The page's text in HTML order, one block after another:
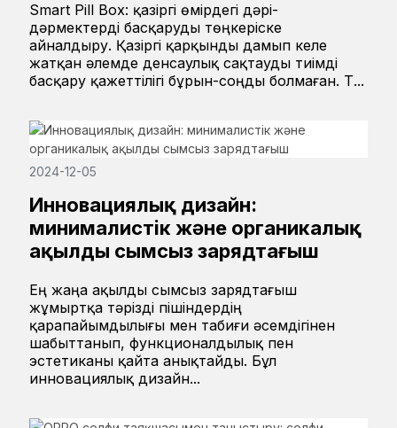
Smart Pill Box: қазіргі өмірдегі дәрі-
дәрмектерді басқаруды төңкеріске
айналдыру. Қазіргі қарқынды дамып келе
жатқан әлемде денсаулық сақтауды тиімді
басқару қажеттілігі бұрын-соңды болмаған. Т...
2024-12-05
Инновациялық дизайн:
минималистік және органикалық
ақылды сымсыз зарядтағыш
Ең жаңа ақылды сымсыз зарядтағыш
жұмыртқа тәрізді пішіндердің
қарапайымдылығы мен табиғи әсемдігінен
шабыттанып, функционалдылық пен
эстетиканы қайта анықтайды. Бұл
инновациялық дизайн...